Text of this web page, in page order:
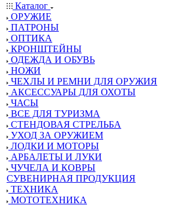
Каталог
ОРУЖИЕ
ПАТРОНЫ
ОПТИКА
КРОНШТЕЙНЫ
ОДЕЖДА И ОБУВЬ
НОЖИ
ЧЕХЛЫ И РЕМНИ ДЛЯ ОРУЖИЯ
АКСЕССУАРЫ ДЛЯ ОХОТЫ
ЧАСЫ
ВСЕ ДЛЯ ТУРИЗМА
СТЕНДОВАЯ СТРЕЛЬБА
УХОД ЗА ОРУЖИЕМ
ЛОДКИ И МОТОРЫ
АРБАЛЕТЫ И ЛУКИ
ЧУЧЕЛА И КОВРЫ
СУВЕНИРНАЯ ПРОДУКЦИЯ
ТЕХНИКА
МОТОТЕХНИКА